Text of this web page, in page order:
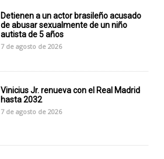
Detienen a un actor brasileño acusado
de abusar sexualmente de un niño
autista de 5 años
7 de agosto de 2026
Vinicius Jr. renueva con el Real Madrid
hasta 2032
7 de agosto de 2026